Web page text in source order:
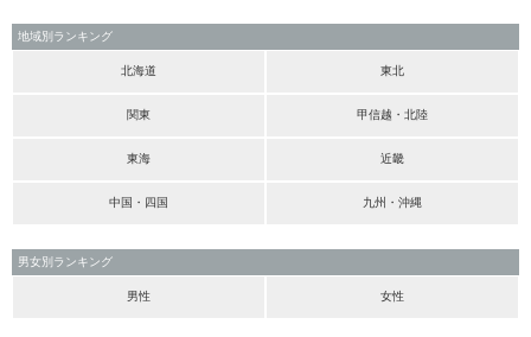
地域別ランキング
北海道 東北
関東 甲信越・北陸
東海 近畿
中国・四国 九州・沖縄
男女別ランキング
男性 女性